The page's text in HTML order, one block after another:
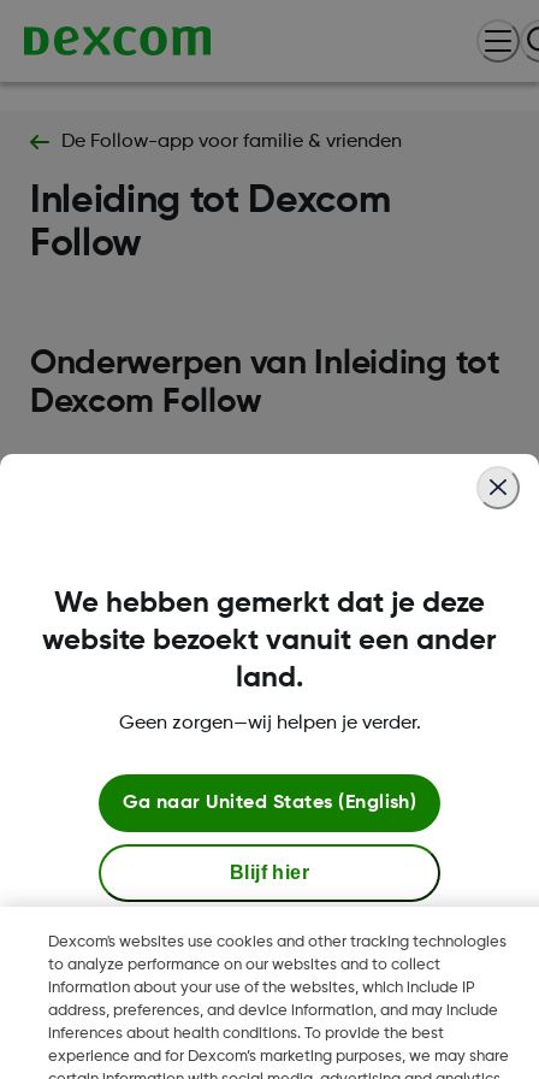
De Follow-app voor familie & vrienden
Inleiding tot Dexcom
Follow
Onderwerpen van Inleiding tot
Dexcom Follow
Algemene voorwaarden
Meer informatie
Dexcom, Dexcom Clarity, Dexcom Follow, Dexcom One,
Dexcom Share, Share zijn geregistreerde handelsmerken van
Dexcom, Inc. in de Verenigde Staten en kunnen eveneens in
andere landen geregistreerd zijn.
Dexcom's websites use cookies and other tracking technologies
to analyze performance on our websites and to collect
information about your use of the websites, which include IP
address, preferences, and device information, and may include
inferences about health conditions. To provide the best
experience and for Dexcom’s marketing purposes, we may share
We hebben gemerkt dat je deze
website bezoekt vanuit een ander
land.
Geen zorgen—wij helpen je verder.
Ga naar United States (English)
Blijf hier
Bekijk wereldwijde websites